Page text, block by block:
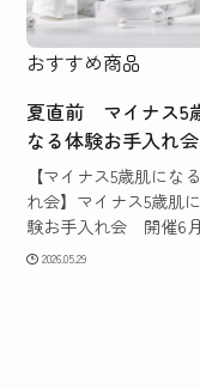
おすすめ商品
夏直前 マイナス5
なる体験お手入れ
【マイナス5歳肌にな
れ会】マイナス5歳肌
験お手入れ会 開催6
2026.05.29